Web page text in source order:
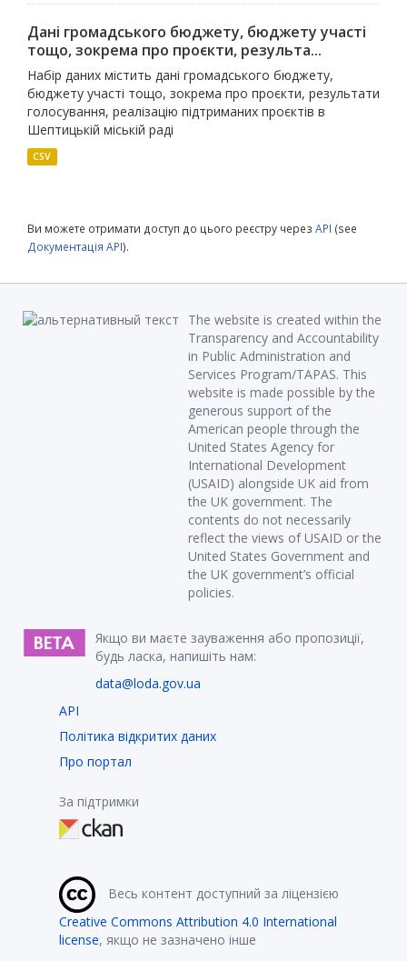
Дані громадського бюджету, бюджету участі
тощо, зокрема про проєкти, результа...
Набір даних містить дані громадського бюджету,
бюджету участі тощо, зокрема про проєкти, результати
голосування, реалізацію підтриманих проєктів в
Шептицькій міській раді
CSV
Ви можете отримати доступ до цього реєстру через API (see
Документація API).
The website is created within the
Transparency and Accountability
in Public Administration and
Services Program/TAPAS. This
website is made possible by the
generous support of the
American people through the
United States Agency for
International Development
(USAID) alongside UK aid from
the UK government. The
contents do not necessarily
reflect the views of USAID or the
United States Government and
the UK government’s official
policies.
Якщо ви маєте зауваження або пропозиції,
будь ласка, напишіть нам:
data@loda.gov.ua
API
Політика відкритих даних
Про портал
За підтримки
Весь контент доступний за ліцензією
Creative Commons Attribution 4.0 International
license, якщо не зазначено інше